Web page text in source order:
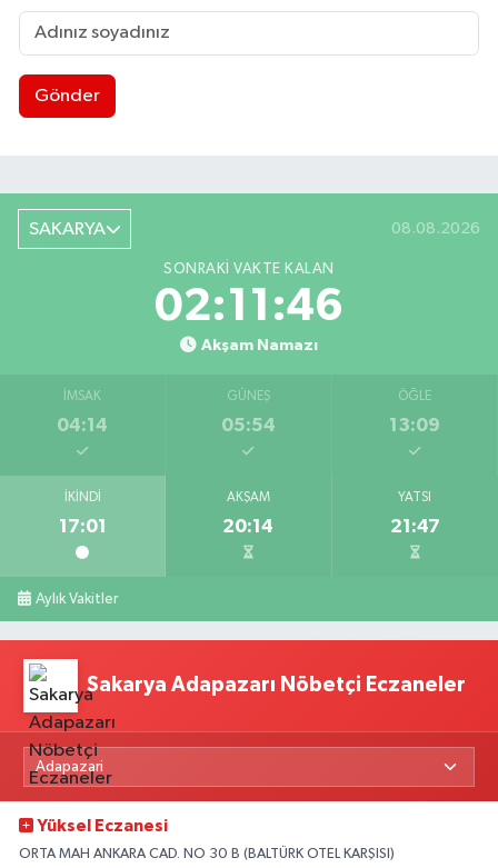
Gönder
SAKARYA 08.08.2026
SONRAKI VAKTE KALAN
02:11:45
Akşam Namazı
İMSAK
04:14
GÜNEŞ
05:54
ÖĞLE
13:09
İKINDI
17:01
AKŞAM
20:14
YATSI
21:47
Aylık Vakitler
Sakarya Adapazarı Nöbetçi Eczaneler
Yüksel Eczanesi
ORTA MAH ANKARA CAD. NO 30 B (BALTÜRK OTEL KARŞISI)